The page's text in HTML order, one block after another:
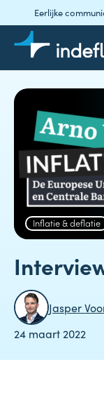
Eerlijke
Jasper
24 maart 2022
Inflatie & deflatie